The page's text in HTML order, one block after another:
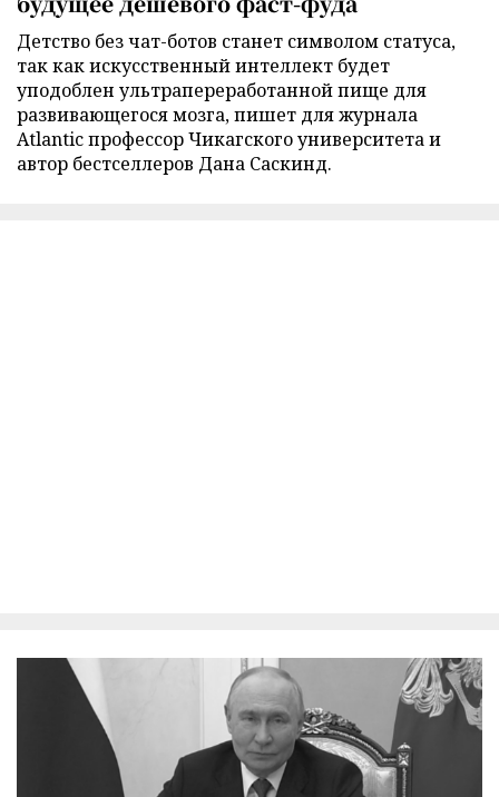
Детство без чат-ботов станет символом статуса,
так как искусственный интеллект будет
уподоблен ультрапереработанной пище для
развивающегося мозга, пишет для журнала
Atlantic профессор Чикагского университета и
автор бестселлеров Дана Саскинд.